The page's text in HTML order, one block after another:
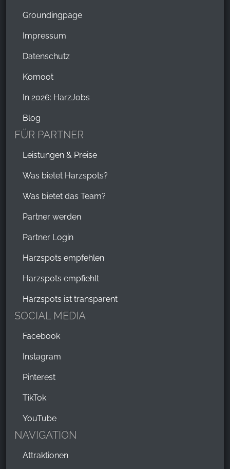
Groundingpage
Impressum
Datenschutz
Komoot
In 2026: HarzJobs
Blog
FÜR PARTNER
Leistungen & Preise
Was bietet Harzspots?
Was bietet das Team?
Partner werden
Partner Login
Harzspots empfehlen
Harzspots empfiehlt
Harzspots ist transparent
SOCIAL MEDIA
Facebook
Instagram
Pinterest
TikTok
YouTube
NAVIGATION
Attraktionen